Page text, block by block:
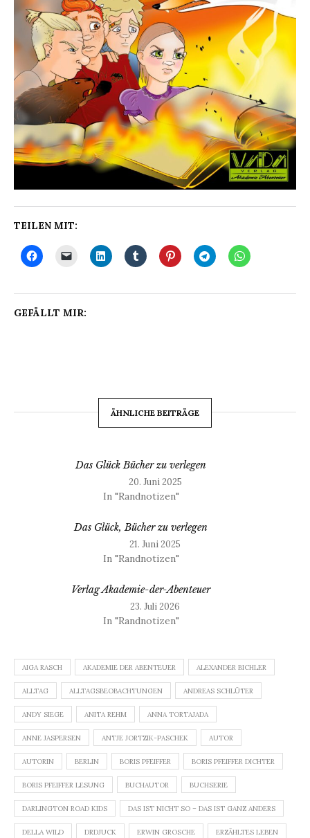
TEILEN MIT:
GEFÄLLT MIR:
ÄHNLICHE BEITRÄGE
Das Glück Bücher zu verlegen
20. Juni 2025
In "Randnotizen"
Das Glück, Bücher zu verlegen
21. Juni 2025
In "Randnotizen"
Verlag Akademie-der-Abenteuer
23. Juli 2026
In "Randnotizen"
AIGA RASCH AKADEMIE DER ABENTEUER ALEXANDER BICHLER
ALLTAG ALLTAGSBEOBACHTUNGEN ANDREAS SCHLÜTER
ANDY SIEGE ANITA REHM ANNA TORTAJADA
ANNE JASPERSEN ANTJE JORTZIK-PASCHEK AUTOR
AUTORIN BERLIN BORIS PFEIFFER BORIS PFEIFFER DICHTER
BORIS PFEIFFER LESUNG BUCHAUTOR BUCHSERIE
DARLINGTON ROAD KIDS DAS IST NICHT SO – DAS IST GANZ ANDERS
DELLA WILD DRDJUCK ERWIN GROSCHE ERZÄHLTES LEBEN